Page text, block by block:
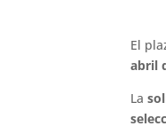
El
abril
La